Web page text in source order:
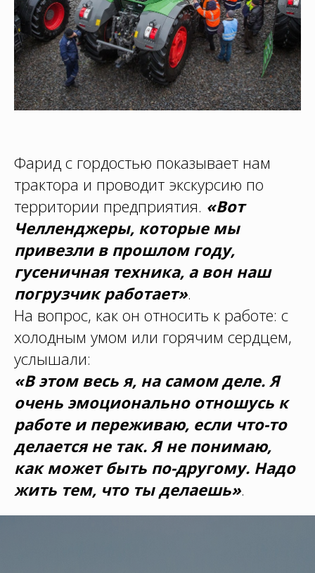
Фарид с гордостью показывает нам
трактора и проводит экскурсию по
территории предприятия. «Вот
Челленджеры, которые мы
привезли в прошлом году,
гусеничная техника, а вон наш
погрузчик работает».
На вопрос, как он относить к работе: с
холодным умом или горячим сердцем,
услышали:
«В этом весь я, на самом деле. Я
очень эмоционально отношусь к
работе и переживаю, если что-то
делается не так. Я не понимаю,
как может быть по-другому. Надо
жить тем, что ты делаешь».